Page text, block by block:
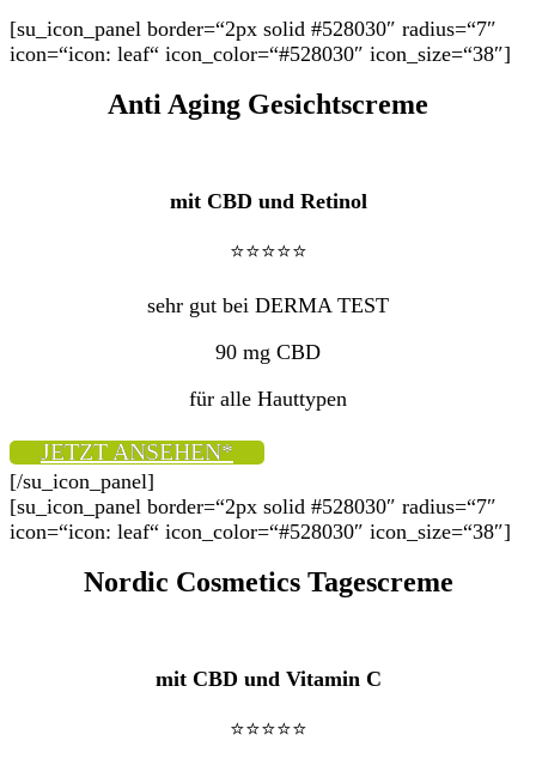
[su_icon_panel border=“2px solid #528030″ radius=“7″
icon=“icon: leaf“ icon_color=“#528030″ icon_size=“38″]
Anti Aging Gesichtscreme
mit CBD und Retinol
⭐⭐⭐⭐⭐
sehr gut bei DERMA TEST
90 mg CBD
für alle Hauttypen
JETZT ANSEHEN*
[/su_icon_panel]
[su_icon_panel border=“2px solid #528030″ radius=“7″
icon=“icon: leaf“ icon_color=“#528030″ icon_size=“38″]
Nordic Cosmetics Tagescreme
mit CBD und Vitamin C
⭐⭐⭐⭐⭐